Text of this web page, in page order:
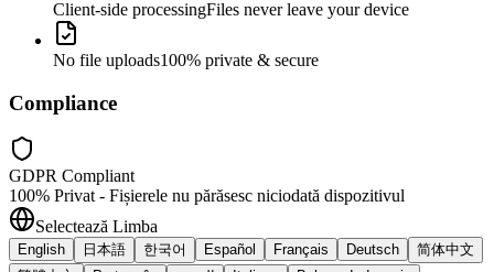
Client-side processingFiles never leave your device
No file uploads100% private & secure
Compliance
GDPR Compliant
100% Privat - Fișierele nu părăsesc niciodată dispozitivul
Selectează Limba
English 日本語 한국어 Español Français Deutsch
简体中文